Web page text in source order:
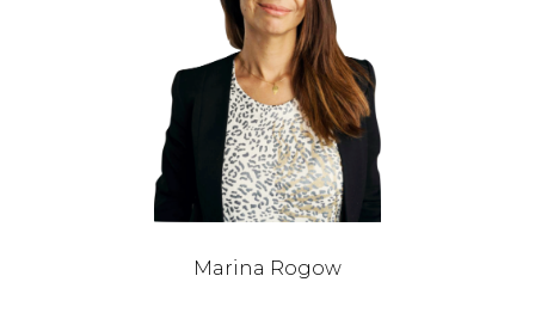
Marina Rogow